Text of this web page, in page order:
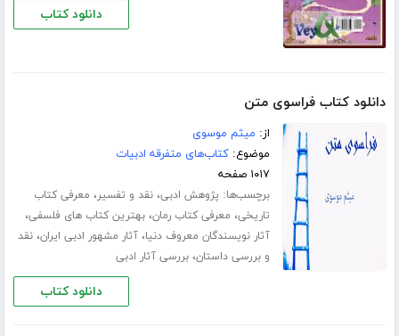
دانلود کتاب
دانلود کتاب فراسوی متن
از: میثم موسوی
موضوع:کتاب‌های متفرقه ادبیات
۱۰۱۷ صفحه
برچسب‌ها: پژوهش ادبی،نقد و تفسیر، معرفی کتاب
تاریخی، معرفی کتاب رمان،بهترین کتاب های فلسفی،
آثار نویسندگان معروف دنیا،آثار مشهور ادبی ایران،نقد
و بررسی داستان،بررسی آثار ادبی
دانلود کتاب